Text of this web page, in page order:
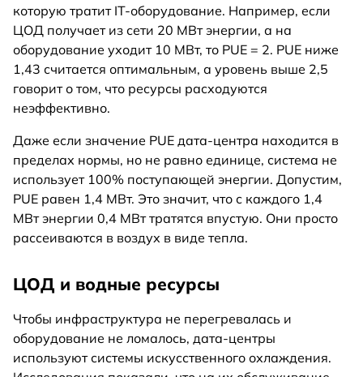
которую тратит IT-оборудование. Например, если
ЦОД получает из сети 20 МВт энергии, а на
оборудование уходит 10 МВт, то PUE = 2. PUE ниже
1,43 считается оптимальным, а уровень выше 2,5
говорит о том, что ресурсы расходуются
неэффективно.
Даже если значение PUE дата-центра находится в
пределах нормы, но не равно единице, система не
использует 100% поступающей энергии. Допустим,
PUE равен 1,4 МВт. Это значит, что с каждого 1,4
МВт энергии 0,4 МВт тратятся впустую. Они просто
рассеиваются в воздух в виде тепла.
ЦОД и водные ресурсы
Чтобы инфраструктура не перегревалась и
оборудование не ломалось, дата-центры
используют системы искусственного охлаждения.